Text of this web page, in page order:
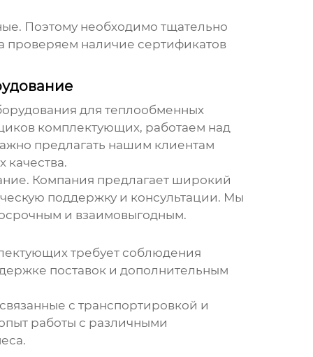
Поэтому необходимо тщательно
проверяем наличие сертификатов
для теплообменных
комплектующих, работаем над
предлагать нашим клиентам
Компания предлагает широкий
поддержку и консультации. Мы
и взаимовыгодным.
требует соблюдения
поставок и дополнительным
с транспортировкой и
работы с различными